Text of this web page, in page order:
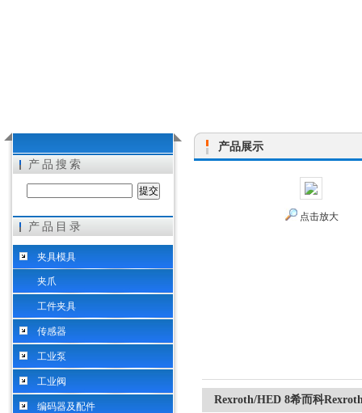
希而科工业控制设备（上海）有限公司
产品搜索
产品目录
夹具模具
夹爪
工件夹具
传感器
工业泵
工业阀
编码器及配件
产品展示
点击放大
Rexroth/HED 8希而科